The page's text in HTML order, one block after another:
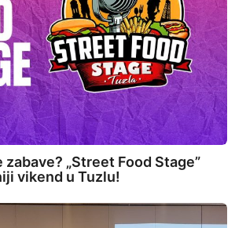
„Street Food Stage”
vikend u Tuzlu!